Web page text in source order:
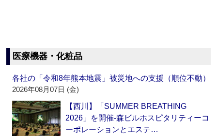
医療機器・化粧品
各社の「令和8年熊本地震」被災地への支援（順位不動）
2026年08月07日 (金)
【西川】「SUMMER BREATHING
2026」を開催‐森ビルホスピタリティーコ
ーポレーションとエステ…